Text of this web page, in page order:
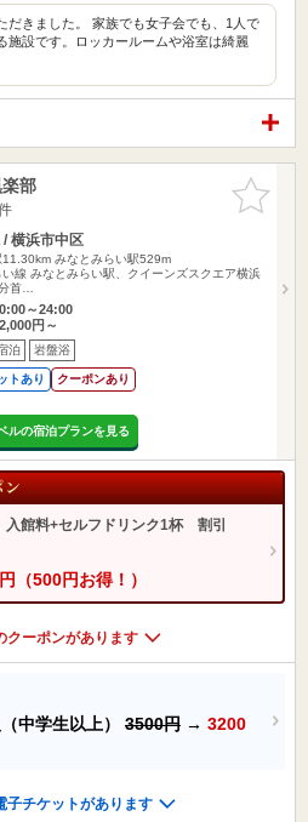
だきました。 家族でも女子会でも、1人で
施設です。ロッカールームや浴室は綺麗
お気に入
りに追加
部
横浜市中区
11.30km みなとみらい駅529m
線 みなとみらい駅、クイーンズスクエア横浜
首…
～24:00
円～
泊 岩盤浴
トあり クーポンあり
ルの宿泊プランを見る
入館料+セルフドリンク1杯 割引
（500円お得！）
クーポンがあります
中学生以上） 3500円 → 3200
子チケットがあります